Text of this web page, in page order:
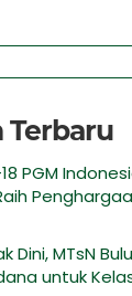
Terbaru
PGM
Dini, MTsN
untuk